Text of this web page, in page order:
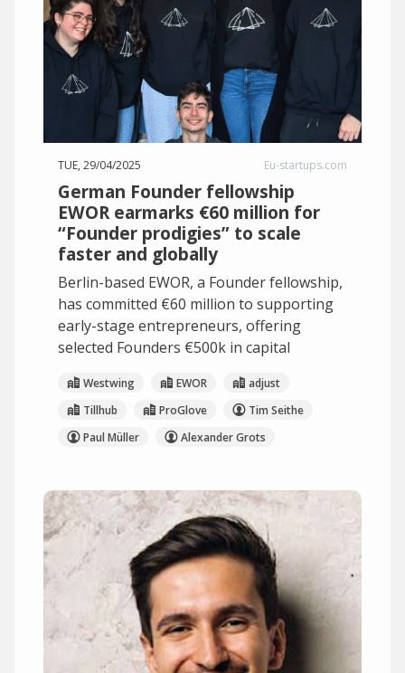
TUE, 29/04/2025 Eu-startups.com
German Founder fellowship
EWOR earmarks €60 million for
“Founder prodigies” to scale
faster and globally
Berlin-based EWOR, a Founder fellowship,
has committed €60 million to supporting
early-stage entrepreneurs, offering
selected Founders €500k in capital
Westwing EWOR
adjust
Tillhub
ProGlove
Tim Seithe
Paul Müller
Alexander Grots